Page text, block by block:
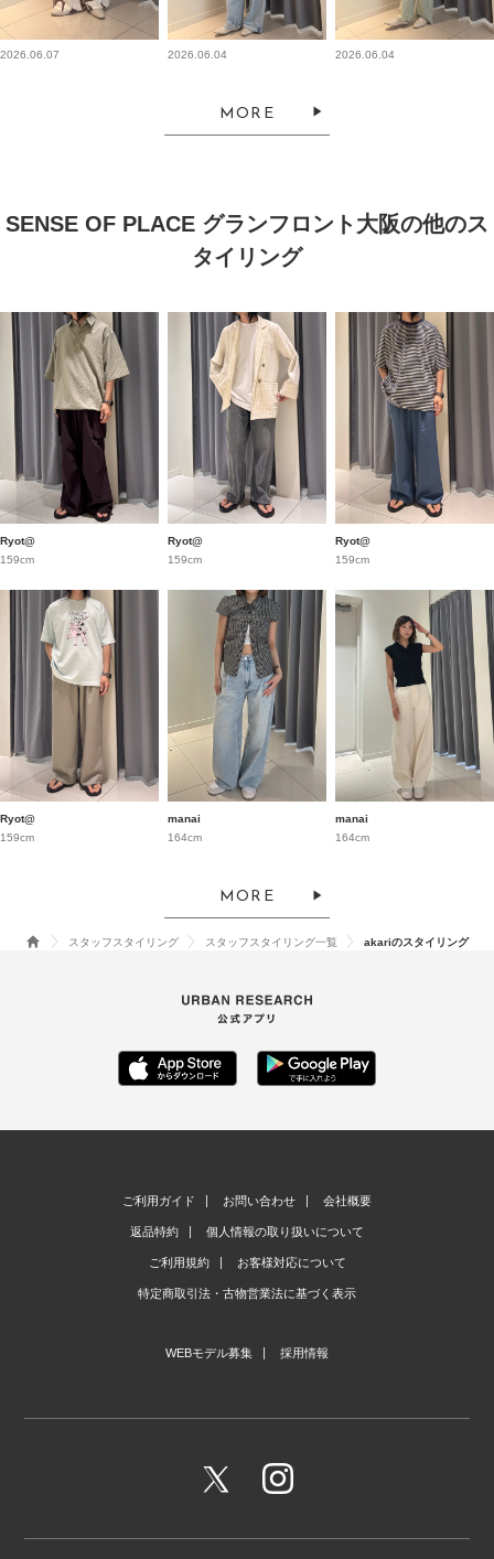
2026.06.07 2026.06.04 2026.06.04
MORE
SENSE OF PLACE グランフロント大阪の他のス
タイリング
Ryot@
159cm
Ryot@
159cm
Ryot@
159cm
Ryot@
159cm
manai
164cm
manai
164cm
MORE
スタッフスタイリング スタッフスタイリング一覧 akariのスタイリング
ご利用ガイド お問い合わせ 会社概要
返品特約 個人情報の取り扱いについて
ご利用規約 お客様対応について
特定商取引法・古物営業法に基づく表示
WEBモデル募集 採用情報